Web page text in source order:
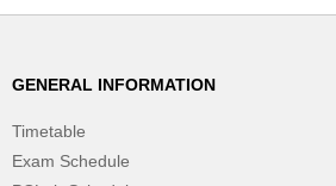
GENERAL INFORMATION
Timetable
Exam Schedule